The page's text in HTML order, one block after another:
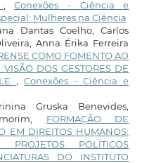
,Conexões - Ciência e
Mulheres na Ciência
Dantas Coelho, Carlos
Anna Érika Ferreira
COMO FOMENTO AO
DOS GESTORES DE
,Conexões - Ciência e
Gruska Benevides,
FORMAÇÃO DE
EM DIREITOS HUMANOS:
POLÍTICOS
DO INSTITUTO